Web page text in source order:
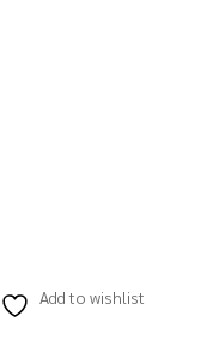
Add to wishlist